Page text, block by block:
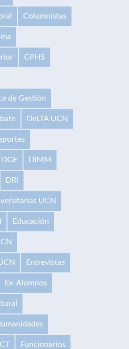
Columnistas
CPHS
de Gestión
DeLTA UCN
DGE DIMM
DRI
UCN
Educación
Entrevistas
Ex-Alumnos
Funcionarios